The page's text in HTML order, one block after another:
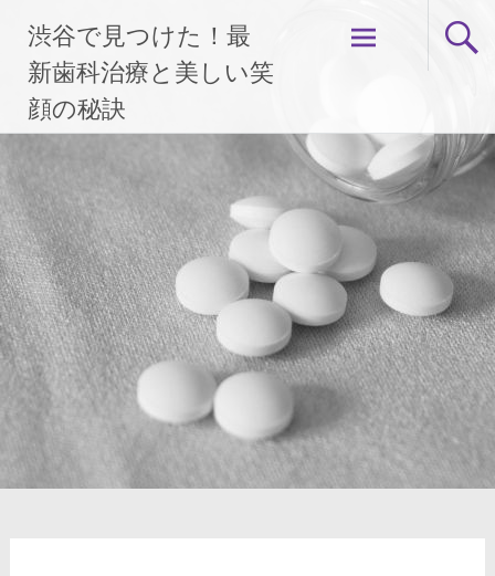
キ
ッ
プ
渋谷で見つけた！最
新歯科治療と美しい笑
顔の秘訣